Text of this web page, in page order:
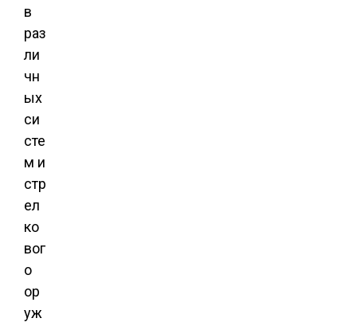
в
раз
ли
чн
ых
си
сте
м и
стр
ел
ко
вог
о
ор
уж